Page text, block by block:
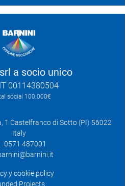
a socio unico
IT 00114380504
social 100.000€
1 Castelfranco di Sotto (PI) 56022
Italy
0571 487001
y cookie policy
Projects